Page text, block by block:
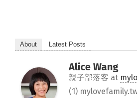
About Latest Posts
Alice Wang
親子部落客 at
(1) mylovefamily.tw